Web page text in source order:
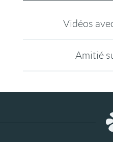
Vidéos
Amitié